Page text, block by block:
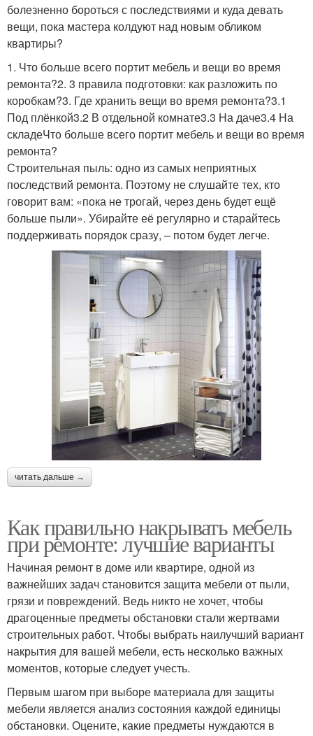
болезненно бороться с последствиями и куда девать
вещи, пока мастера колдуют над новым обликом
квартиры?
1. Что больше всего портит мебель и вещи во время
ремонта?2. 3 правила подготовки: как разложить по
коробкам?3. Где хранить вещи во время ремонта?3.1
Под плёнкой3.2 В отдельной комнате3.3 На даче3.4 На
складеЧто больше всего портит мебель и вещи во время
ремонта?
Строительная пыль: одно из самых неприятных
последствий ремонта. Поэтому не слушайте тех, кто
говорит вам: «пока не трогай, через день будет ещё
больше пыли». Убирайте её регулярно и старайтесь
поддерживать порядок сразу, – потом будет легче.
читать дальше →
Как правильно накрывать мебель
при ремонте: лучшие варианты
Начиная ремонт в доме или квартире, одной из
важнейших задач становится защита мебели от пыли,
грязи и повреждений. Ведь никто не хочет, чтобы
драгоценные предметы обстановки стали жертвами
строительных работ. Чтобы выбрать наилучший вариант
накрытия для вашей мебели, есть несколько важных
моментов, которые следует учесть.
Первым шагом при выборе материала для защиты
мебели является анализ состояния каждой единицы
обстановки. Оцените, какие предметы нуждаются в